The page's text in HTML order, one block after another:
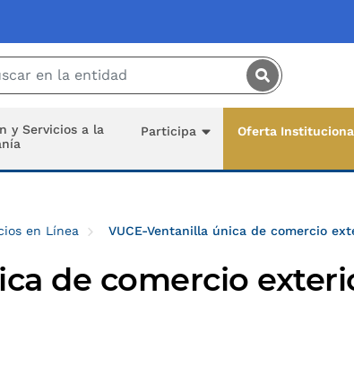
y Servicios a la
Participa Oferta
en Línea VUCE-Ventanilla única de comercio
de comercio